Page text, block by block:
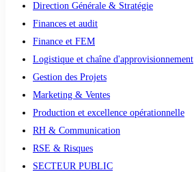
Direction Générale & Stratégie
Finances et audit
Finance et FEM
Logistique et chaîne d'approvisionnement
Gestion des Projets
Marketing & Ventes
Production et excellence opérationnelle
RH & Communication
RSE & Risques
SECTEUR PUBLIC